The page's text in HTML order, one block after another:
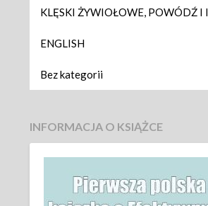
KLĘSKI ŻYWIOŁOWE, POWÓDŹ I
ENGLISH
Bez kategorii
INFORMACJA O KSIĄŻCE